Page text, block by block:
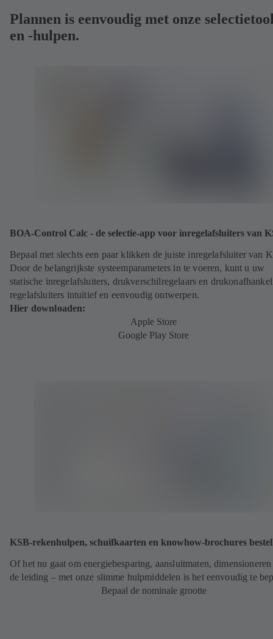
Plannen is eenvoudig met onze
en -hulpen.
BOA-Control Calc - de selectie-app voor inregelafsluiters van
Bepaal met slechts een paar klikken de juiste inregelafsluiter van
Door de belangrijkste systeemparameters in te voeren, kunt u uw
statische inregelafsluiters, drukverschilregelaars en
regelafsluiters intuïtief en eenvoudig ontwerpen.
Hier downloaden:
Apple Store
Google Play Store
KSB-rekenhulpen, schuifkaarten en knowhow-brochures
Of het nu gaat om energiebesparing, aansluitmaten,
de leiding – met onze slimme hulpmiddelen is het eenvoudig te
Bepaal de nominale grootte